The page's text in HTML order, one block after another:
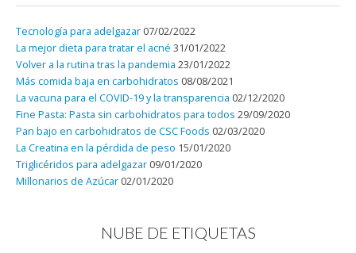
Tecnología para adelgazar 07/02/2022
La mejor dieta para tratar el acné 31/01/2022
Volver a la rutina tras la pandemia 23/01/2022
Más comida baja en carbohidratos 08/08/2021
La vacuna para el COVID-19 y la transparencia 02/12/2020
Fine Pasta: Pasta sin carbohidratos para todos 29/09/2020
Pan bajo en carbohidratos de CSC Foods 02/03/2020
La Creatina en la pérdida de peso 15/01/2020
Triglicéridos para adelgazar 09/01/2020
Millonarios de Azúcar 02/01/2020
NUBE DE ETIQUETAS